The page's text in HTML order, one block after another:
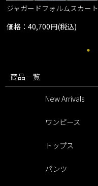
ジャガードフォルムスカート
価格：40,700円(税込)
商品一覧
New Arrivals
ワンピース
トップス
パンツ